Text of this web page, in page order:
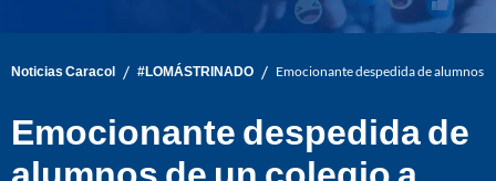
Noticias Caracol / #LOMÁSTRINADO / Emocionante despedida de alumnos
Emocionante despedida de
alumnos de un colegio a